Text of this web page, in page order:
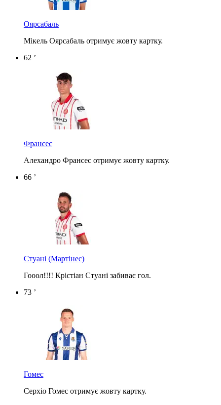
Оярсабаль
Мікель Оярсабаль отримує жовту картку.
62 ’
Франсес
Алехандро Франсес отримує жовту картку.
66 ’
Стуані (Мартінес)
Гооол!!!! Крістіан Стуані забиває гол.
73 ’
Гомес
Серхіо Гомес отримує жовту картку.